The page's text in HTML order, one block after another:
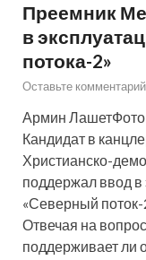
Преемник
в
потока-2»
Оставьте комментарий
Армин ЛашетФото:
Кандидат в
Христианско-
поддержал ввод в
«Северный
Отвечая на
поддерживает ли